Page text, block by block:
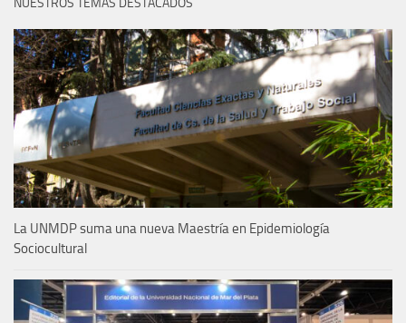
NUESTROS TEMAS DESTACADOS
La UNMDP suma una nueva Maestría en Epidemiología
Sociocultural